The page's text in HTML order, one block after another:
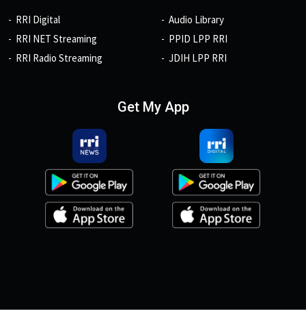
RRI Digital
RRI NET Streaming
RRI Radio Streaming
Audio Library
PPID LPP RRI
JDIH LPP RRI
Get My App